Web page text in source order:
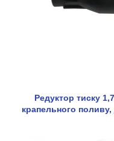
Редуктор тиску
крапельного